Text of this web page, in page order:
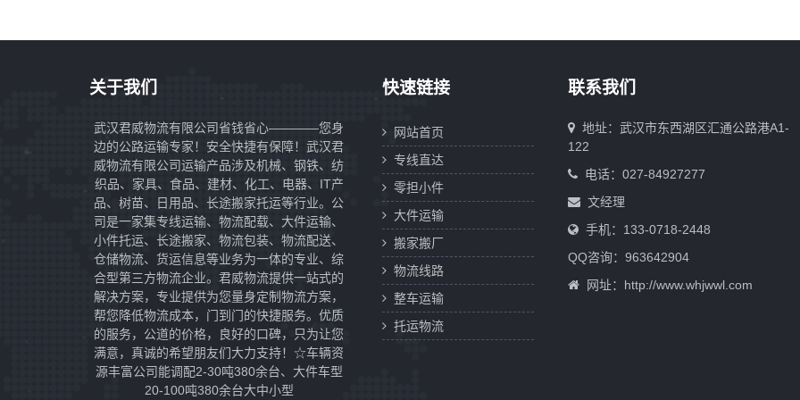
关于我们
武汉君威物流有限公司省钱省心————您身
边的公路运输专家！安全快捷有保障！武汉君
威物流有限公司运输产品涉及机械、钢铁、纺
织品、家具、食品、建材、化工、电器、IT产
品、树苗、日用品、长途搬家托运等行业。公
司是一家集专线运输、物流配载、大件运输、
小件托运、长途搬家、物流包装、物流配送、
仓储物流、货运信息等业务为一体的专业、综
合型第三方物流企业。君威物流提供一站式的
解决方案，专业提供为您量身定制物流方案，
帮您降低物流成本，门到门的快捷服务。优质
的服务，公道的价格，良好的口碑，只为让您
满意，真诚的希望朋友们大力支持！☆车辆资
源丰富公司能调配2-30吨380余台、大件车型
20-100吨380余台大中小型
快速链接
网站首页
专线直达
零担小件
大件运输
搬家搬厂
物流线路
整车运输
托运物流
联系我们
地址：武汉市东西湖区汇通公路港A1-
122
电话：027-84927277
文经理
手机：133-0718-2448
QQ咨询： 963642904
网址：http://www.whjwwl.com